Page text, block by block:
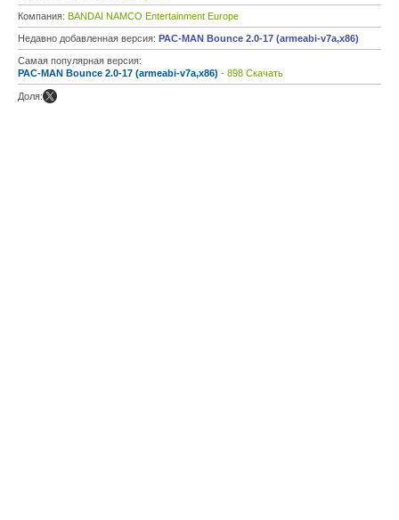
Компания: BANDAI NAMCO Entertainment Europe
Недавно добавленная версия: PAC-MAN Bounce 2.0-17 (armeabi-v7a,x86)
Самая популярная версия:
PAC-MAN Bounce 2.0-17 (armeabi-v7a,x86) - 898 Скачать
Доля: